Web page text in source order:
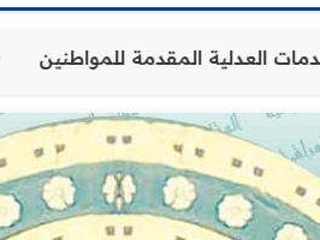
بمستوى الخدمات العدلية